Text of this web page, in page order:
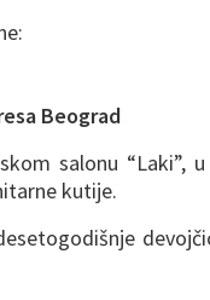
Beograd
salonu “Laki”, u
kutije.